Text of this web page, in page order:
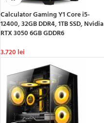
Calculator Gaming Y1 Core i5-
12400, 32GB DDR4, 1TB SSD, Nvidia
RTX 3050 6GB GDDR6
3.720 lei